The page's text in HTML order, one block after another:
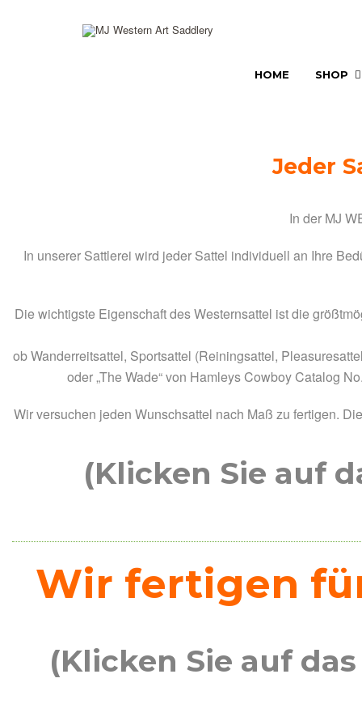
HOME SHOP
Jeder
In der MJ
In unserer Sattlerei wird jeder Sattel individuell an Ihre
Die wichtigste Eigenschaft des Westernsattel ist die
ob Wanderreitsattel, Sportsattel (Reiningsattel,
oder „The Wade“ von Hamleys Cowboy Catalog
Wir versuchen jeden Wunschsattel nach Maß zu fertigen.
(Klicken Sie auf
Wir fertigen
(Klicken Sie auf